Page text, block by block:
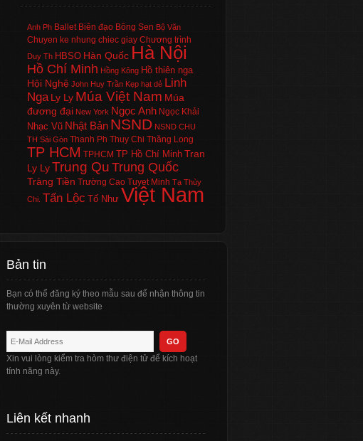
Anh Ph Ballet Biên đạo Bông Sen Bộ Văn
Chuyen ke nhung chiec giay Chương trình
Duy Th HBSO Hàn Quốc Hà Nội
Hồ Chí Minh Hồng Kông Hồ thiên nga
Hội Nghệ John Huy Trần Kẹp hạt dẻ Linh
Nga Ly Ly Múa Việt Nam Múa
đương đại New York Ngọc Anh Ngọc Khải
Nhạc Vũ Nhật Bản NSND NSND CHU
TH Sài Gòn Thanh Ph Thuy Chi Thăng Long
TP HCM TPHCM TP Hồ Chí Minh Tran
Ly LyTrung Qu Trung Quốc
Tràng Tiền Trường Cao Tuyet Minh Tạ Thùy
Chi. Tấn Lộc Tố Như Việt Nam
Bản tin
Bạn có thể đăng ký theo mẫu sau để nhận thông tin
thường xuyên từ website
Xin vui lòng kiểm tra hòm thư điện tử để kích hoạt
tính năng này.
Liên kết nhanh